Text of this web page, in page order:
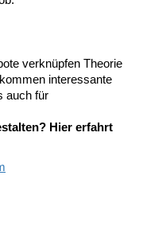
verknüpfen Theorie
interessante
auch für
Hier erfahrt